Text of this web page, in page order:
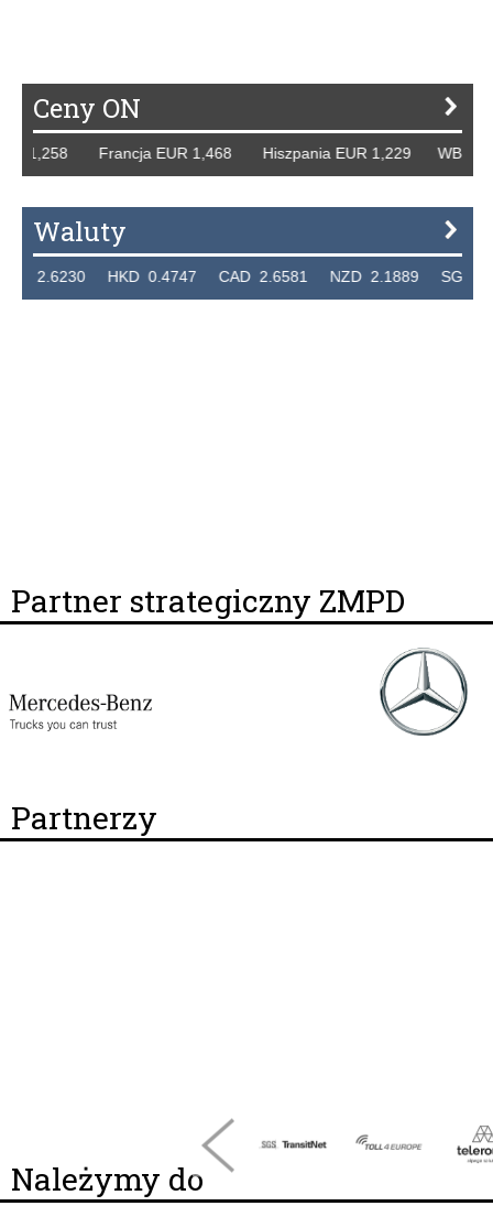
Ceny ON
1,258 Francja EUR 1,468 Hiszpania EUR 1,229 WB
Waluty
HKD 0.4747 CAD 2.6581 NZD 2.1889 SGD
Partner strategiczny ZMPD
Partnerzy
Należymy do